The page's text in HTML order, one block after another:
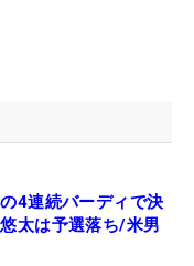
記録は残されて
奪取したオースト
・ティティクル
4連続バーディで決
太は予選落ち/米男